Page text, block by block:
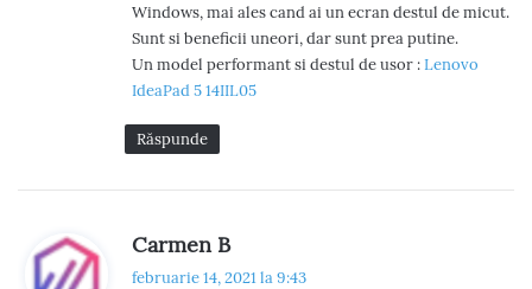
Windows, mai ales cand ai un ecran destul de micut.
Sunt si beneficii uneori, dar sunt prea putine.
Un model performant si destul de usor :Lenovo
IdeaPad 5 14IIL05
Răspunde
Carmen B
p
februarie 14, 2021 la 9:43